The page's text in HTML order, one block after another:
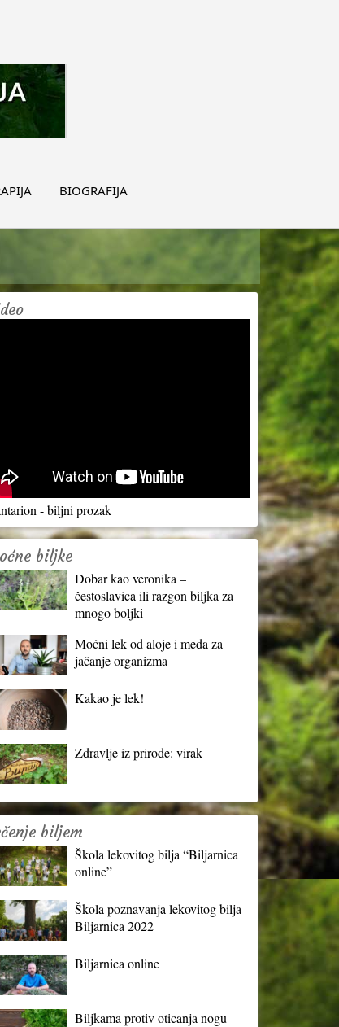
BIOGRAFIJA
- biljni prozak
biljke
Dobar kao veronika –
čestoslavica ili razgon biljka za
mnogo boljki
Moćni lek od aloje i meda za
jačanje organizma
Kakao je lek!
Zdravlje iz prirode: virak
biljem
Škola lekovitog bilja “Biljarnica
online”
Škola poznavanja lekovitog bilja
Biljarnica 2022
Biljarnica online
Biljkama protiv oticanja nogu